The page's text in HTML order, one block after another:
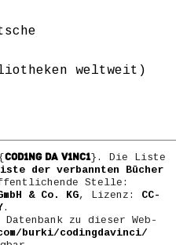
weltweit)
COD1NG DA V1NC1}. Die Liste
der verbannten Bücher
Stelle:
& Co. KG, Lizenz: CC-
.
Datenbank zu dieser Web-
burki/codingdavinci/